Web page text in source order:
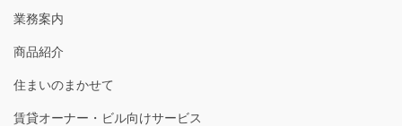
業務案内
商品紹介
住まいのまかせて
賃貸オーナー・ビル向けサービス